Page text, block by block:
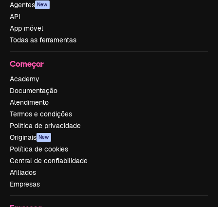
Agentes New
API
App móvel
Todas as ferramentas
Começar
Academy
Documentação
Atendimento
Termos e condições
Política de privacidade
Originais New
Política de cookies
Central de confiabilidade
Afiliados
Empresas